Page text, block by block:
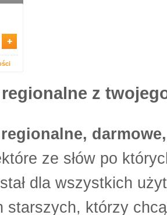
regionalne z
ze słów po
dla wszystkich
starszych, którzy